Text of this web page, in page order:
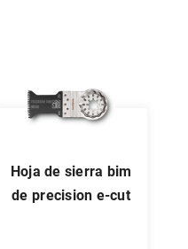
hoja de sierra bim
de precision e-cut